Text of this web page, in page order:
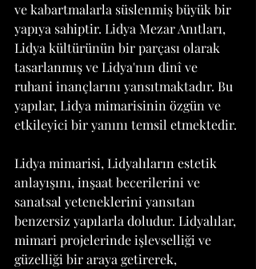
ve kabartmalarla süslenmiş büyük bir
yapıya sahiptir. Lidya Mezar Anıtları,
Lidya kültürünün bir parçası olarak
tasarlanmış ve Lidya'nın dinî ve
ruhani inançlarını yansıtmaktadır. Bu
yapılar, Lidya mimarisinin özgün ve
etkileyici bir yanını temsil etmektedir.
Lidya mimarisi, Lidyalıların estetik
anlayışını, inşaat becerilerini ve
sanatsal yeteneklerini yansıtan
benzersiz yapılarla doludur. Lidyalılar,
mimari projelerinde işlevselliği ve
güzelliği bir araya getirerek,